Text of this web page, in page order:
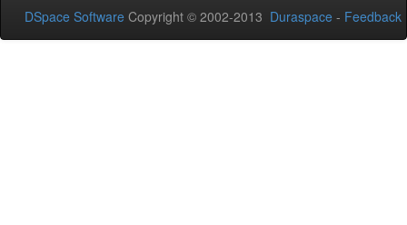
DSpace Software Copyright © 2002-2013 Duraspace - Feedback